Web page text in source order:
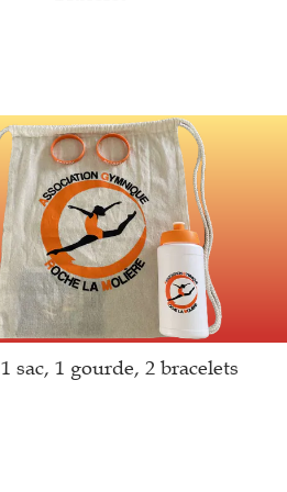
1 sac, 1 gourde, 2 bracelets